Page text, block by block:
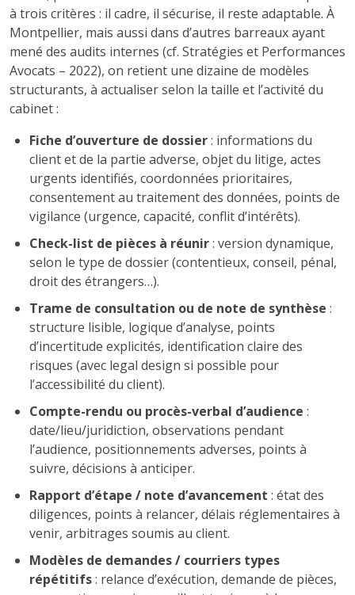
à trois critères : il cadre, il sécurise, il reste adaptable. À
Montpellier, mais aussi dans d’autres barreaux ayant
mené des audits internes (cf. Stratégies et Performances
Avocats – 2022), on retient une dizaine de modèles
structurants, à actualiser selon la taille et l’activité du
cabinet :
Fiche d’ouverture de dossier: informations du
client et de la partie adverse, objet du litige, actes
urgents identifiés, coordonnées prioritaires,
consentement au traitement des données, points de
vigilance (urgence, capacité, conflit d’intérêts).
Check-list de pièces à réunir: version dynamique,
selon le type de dossier (contentieux, conseil, pénal,
droit des étrangers…).
Trame de consultation ou de note de synthèse :
structure lisible, logique d’analyse, points
d’incertitude explicités, identification claire des
risques (avec legal design si possible pour
l’accessibilité du client).
Compte-rendu ou procès-verbal d’audience :
date/lieu/juridiction, observations pendant
l’audience, positionnements adverses, points à
suivre, décisions à anticiper.
Rapport d’étape / note d’avancement : état des
diligences, points à relancer, délais réglementaires à
venir, arbitrages soumis au client.
Modèles de demandes / courriers types
répétitifs: relance d’exécution, demande de pièces,